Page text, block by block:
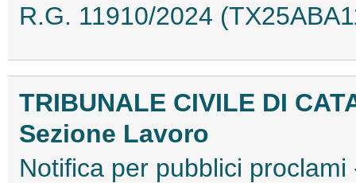
R.G. 11910/2024
TRIBUNALE CIVILE DI
Sezione Lavoro
Notifica per pubblici